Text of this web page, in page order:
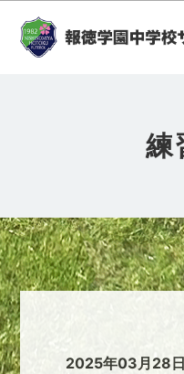
練
2025年03月28